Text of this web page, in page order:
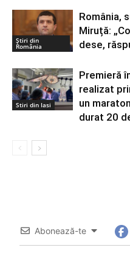
Știri din
România
România,
Miruță:
dese,
Stiri din Iasi
Premieră
realizat
un
durat 20
Abonează-te